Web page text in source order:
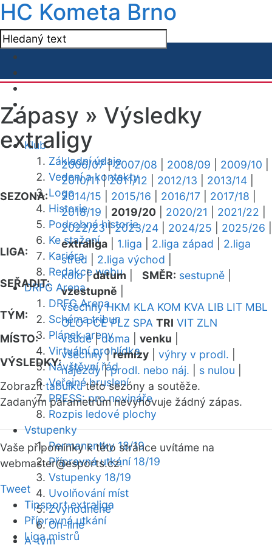
HC Kometa Brno
Klub
Základní údaje
Vedení a kontakty
Logo
Historie
Podrobná historie
Ke stažení
Kariéra
Redakce webu
DRFG Arena
DRFG Arena
Schéma tribun
Plánek areny
Virtuální prohlídka
Návštěvní řád
Veřejné bruslení
PRESS: pro novináře
Rozpis ledové plochy
Vstupenky
Permanentky 18/19
Přípravná utkání 18/19
Vstupenky 18/19
Uvolňování míst
Zvýhodněné
On-line
A-tým
Zápasy » Výsledky
extraligy
SEZONA:
2006/07|2007/08 2008/09 2009/10
2010/11|2011/12 2012/13 2013/14
2014/15
2015/16 2016/17 2017/18
2018/19
2019/20 2020/21 2021/22
2022/23|2023/24 2024/25 2025/26
LIGA:
extraliga 1.liga 2.liga západ
2.liga
střed
2.liga východ
SEŘADIT:
kolo|datum SMĚR: sestupně
vzestupně
TÝM:
všechny HKM KLA KOM KVA LIB LIT MBL
OLO PCE PLZ SPA TRI VIT ZLN
MÍSTO:
všude|doma venku
VÝSLEDKY:
všechny|remízy výhry v prodl.
nájezdy|prodl. nebo náj. s nulou
Zobrazittabulkutéto sezóny a soutěže.
Zadaným parametrům nevyhovuje žádný zápas.
Vaše připomínky k této stránce uvítáme na
webmaster@esports.cz.
Tweet
Tipsport extraliga
Přípravná utkání
Liga mistrů